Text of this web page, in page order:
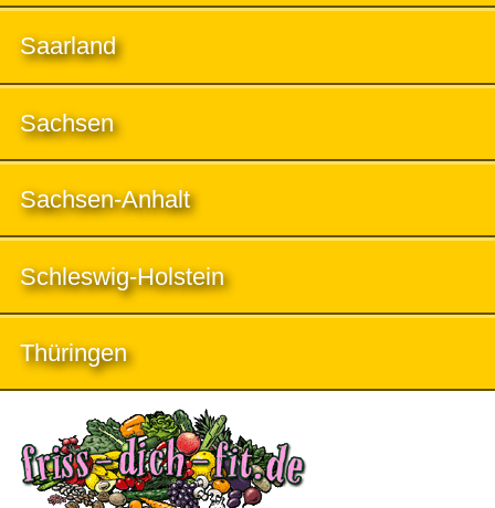
Saarland
Sachsen
Sachsen-Anhalt
Schleswig-Holstein
Thüringen